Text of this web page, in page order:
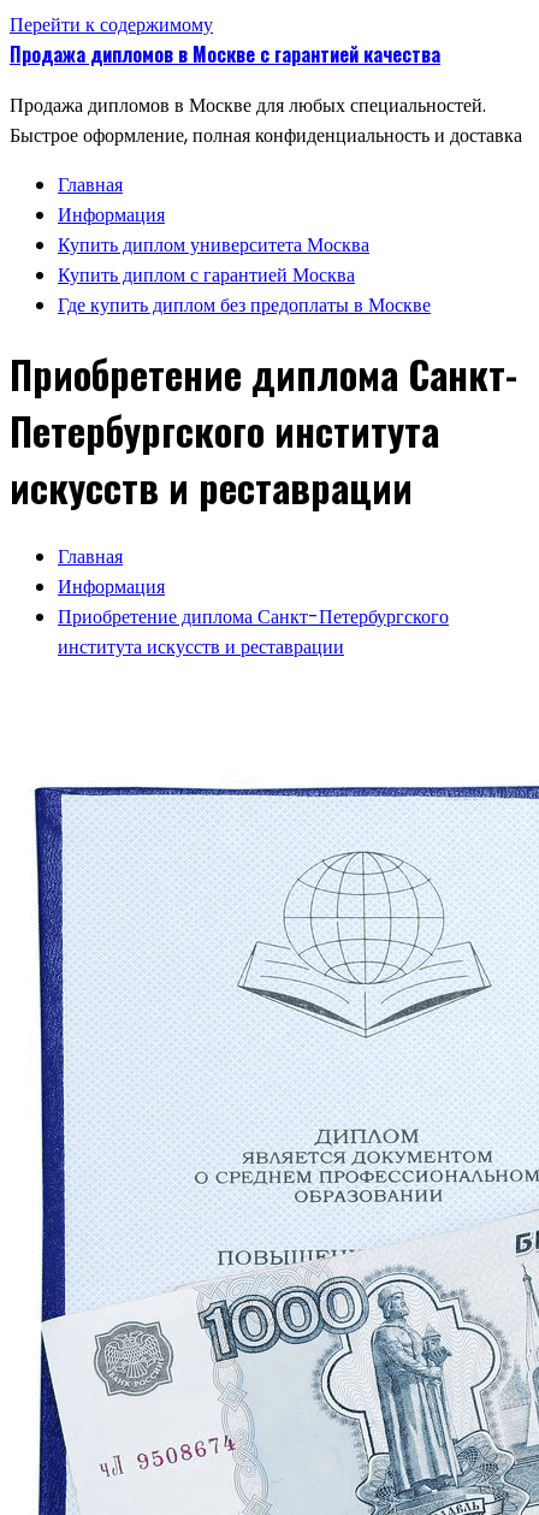
Перейти к содержимому
Продажа дипломов в Москве с гарантией качества
Продажа дипломов в Москве для любых специальностей.
Быстрое оформление, полная конфиденциальность и доставка
Главная
Информация
Купить диплом университета Москва
Купить диплом с гарантией Москва
Где купить диплом без предоплаты в Москве
Приобретение диплома Санкт-
Петербургского института
искусств и реставрации
Главная
Информация
Приобретение диплома Санкт-Петербургского
института искусств и реставрации